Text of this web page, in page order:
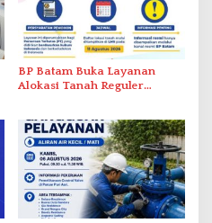
BP Batam Buka Layanan
Alokasi Tanah Reguler